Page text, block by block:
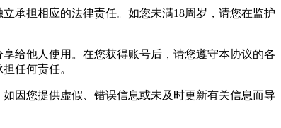
承担相应的法律责任。如您未满18周岁，请您在监护
给他人使用。在您获得账号后，请您遵守本协议的各
任何责任。
因您提供虚假、错误信息或未及时更新有关信息而导